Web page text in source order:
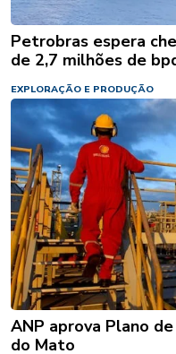
Petrobras espera
de 2,7 milhões de
EXPLORAÇÃO E PRODUÇÃO
ANP aprova Plano
do Mato